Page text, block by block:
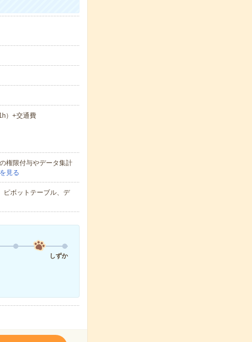
）+交通費
権限付与やデータ集計
見る
ピボットテーブル、デ
しずか